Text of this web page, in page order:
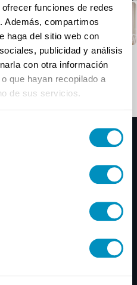
funciones de redes
Además, compartimos
haga del sitio web con
publicidad y análisis
con otra información
que hayan recopilado a
de sus servicios.